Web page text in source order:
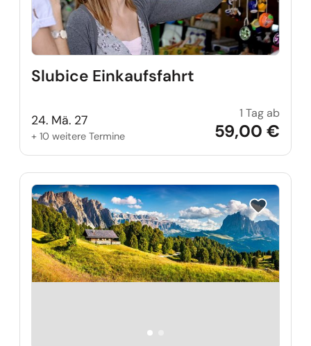
Slubice Einkaufsfahrt
24. Mä. 27
+ 10 weitere Termine
1 Tag ab
59,00 €
Reise auf